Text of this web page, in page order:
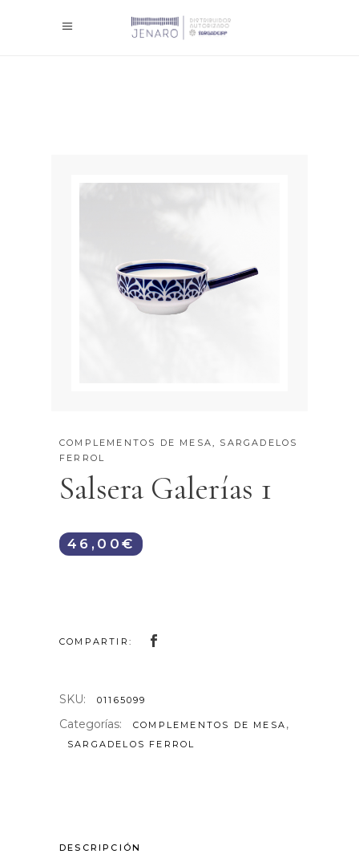
COMPLEMENTOS DE MESA, SARGADELOS
FERROL
Salsera Galerías 1
46,00 €
COMPARTIR:
SKU: 01165099
Categorías: COMPLEMENTOS DE MESA ,
SARGADELOS FERROL
DESCRIPCIÓN